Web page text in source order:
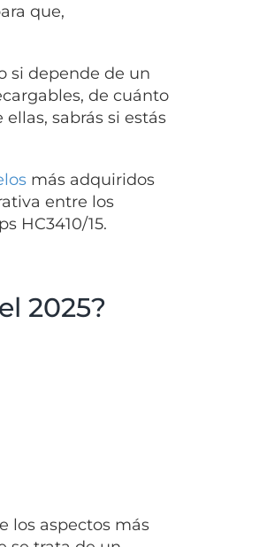
que,
si depende de un
de cuánto
sabrás si estás
más adquiridos
entre los
HC3410/15.
2025?
los aspectos más